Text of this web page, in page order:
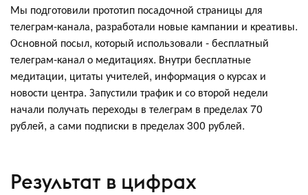
Мы подготовили прототип посадочной страницы для
телеграм-канала, разработали новые кампании и креативы.
Основной посыл, который использовали - бесплатный
телеграм-канал о медитациях. Внутри бесплатные
медитации, цитаты учителей, информация о курсах и
новости центра. Запустили трафик и со второй недели
начали получать переходы в телеграм в пределах 70
рублей, а сами подписки в пределах 300 рублей.
Результат в цифрах